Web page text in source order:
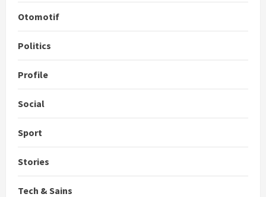
Otomotif
Politics
Profile
Social
Sport
Stories
Tech & Sains